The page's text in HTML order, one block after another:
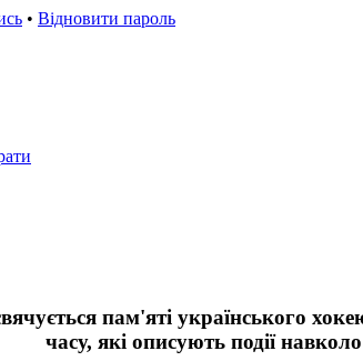
• Відновити пароль
пам'яті українського
часу, які описують події